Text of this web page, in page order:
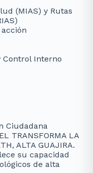
(MIAS) y Rutas
Control Interno
Ciudadana
TRANSFORMA LA
ALTA GUAJIRA.
su capacidad
de alta